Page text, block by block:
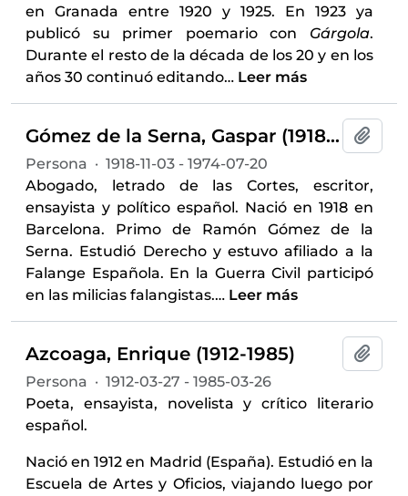
en Granada entre 1920 y 1925. En 1923 ya
publicó su primer poemario con Gárgola.
Durante el resto de la década de los 20 y en los
años 30 continuó editando… Leer más
Gómez de la Serna, Gaspar (1918-1974)
Persona · 1918-11-03 - 1974-07-20
Abogado, letrado de las Cortes, escritor,
ensayista y político español. Nació en 1918 en
Barcelona. Primo de Ramón Gómez de la
Serna. Estudió Derecho y estuvo afiliado a la
Falange Española. En la Guerra Civil participó
en las milicias falangistas.… Leer más
Azcoaga, Enrique (1912-1985)
Persona · 1912-03-27 - 1985-03-26
Poeta, ensayista, novelista y crítico literario
español.
Nació en 1912 en Madrid (España). Estudió en la
Escuela de Artes y Oficios, viajando luego por